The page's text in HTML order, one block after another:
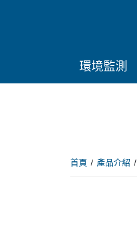
環境監測
首頁 產品介紹